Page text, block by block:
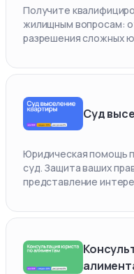
Получите
жилищным вопросам:
разрешения сложных
Суд
Юридическая помощь
суд. Защита ваших
представление